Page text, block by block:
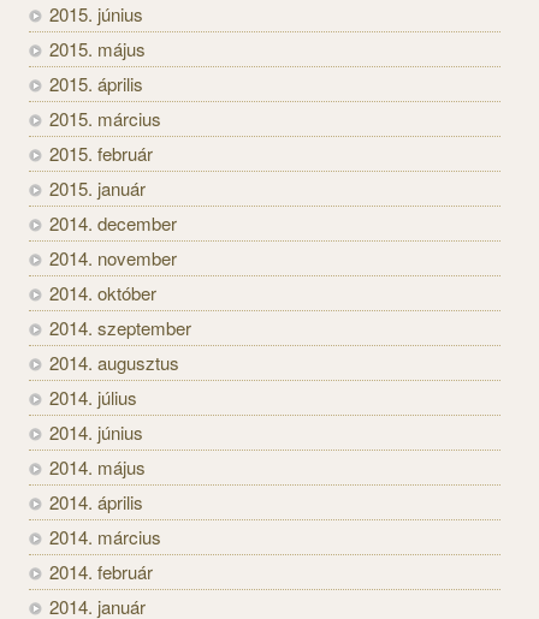
2015. június
2015. május
2015. április
2015. március
2015. február
2015. január
2014. december
2014. november
2014. október
2014. szeptember
2014. augusztus
2014. július
2014. június
2014. május
2014. április
2014. március
2014. február
2014. január